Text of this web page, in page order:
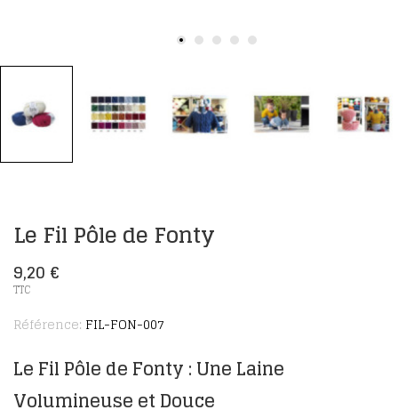
Le Fil Pôle de Fonty
9,20 €
TTC
Référence: FIL-FON-007
Le Fil Pôle de Fonty : Une Laine
Volumineuse et Douce